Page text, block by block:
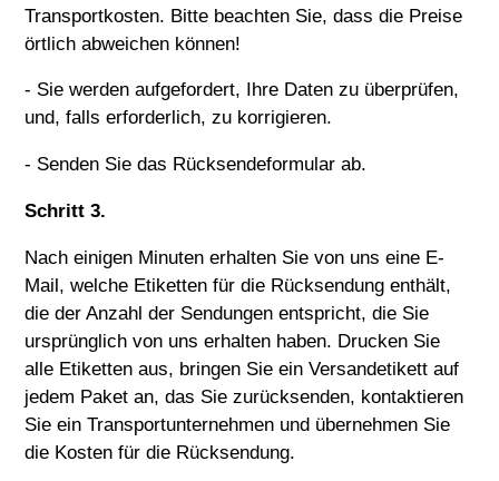
Transportkosten. Bitte beachten Sie, dass die Preise
örtlich abweichen können!
- Sie werden aufgefordert, Ihre Daten zu überprüfen,
und, falls erforderlich, zu korrigieren.
- Senden Sie das Rücksendeformular ab.
Schritt 3.
Nach einigen Minuten erhalten Sie von uns eine E-
Mail, welche Etiketten für die Rücksendung enthält,
die der Anzahl der Sendungen entspricht, die Sie
ursprünglich von uns erhalten haben. Drucken Sie
alle Etiketten aus, bringen Sie ein Versandetikett auf
jedem Paket an, das Sie zurücksenden, kontaktieren
Sie ein Transportunternehmen und übernehmen Sie
die Kosten für die Rücksendung.